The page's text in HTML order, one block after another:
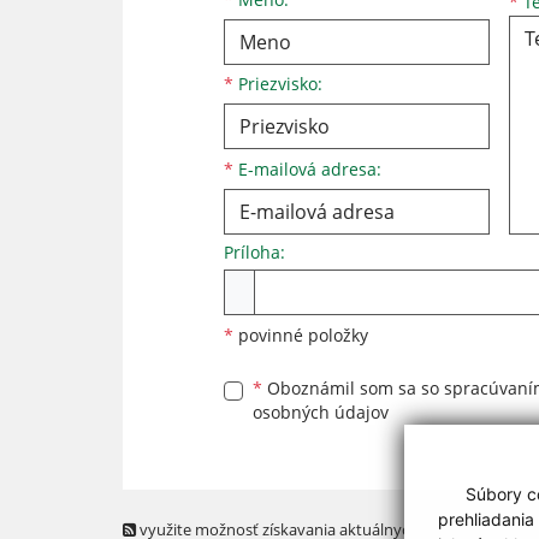
Súbory
* Priezvisko:
* E-mailová adresa:
Príloha:
* povinné položky
* Oboznámil som sa so
osobných údajov
využite možnosť získavania aktuálnych informácií s